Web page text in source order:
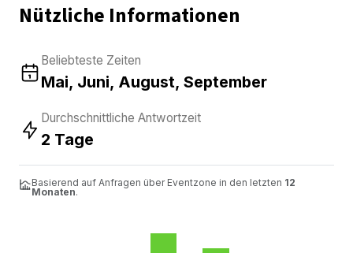
Nützliche Informationen
Beliebteste Zeiten
Mai, Juni, August, September
Durchschnittliche Antwortzeit
2 Tage
Basierend auf Anfragen über Eventzone in den letzten 12
Monaten.